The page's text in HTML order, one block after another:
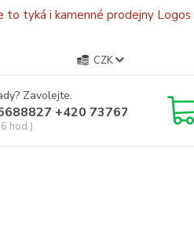
to tyká i kamenné prodejny
CZK
Zavolejte.
+420 737670415
hod.)